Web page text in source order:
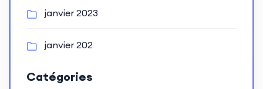
janvier 2023
janvier 202
Catégories